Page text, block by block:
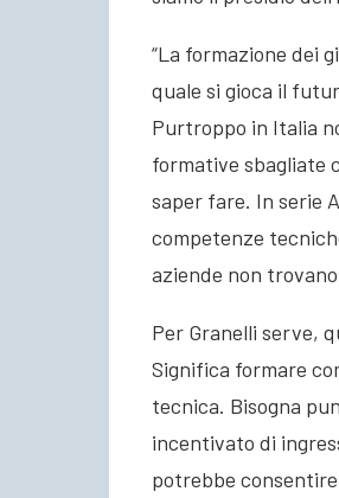
“La formazione dei
quale si gioca il
Purtroppo in Italia
formative sbagliate
saper fare. In serie
competenze
aziende non
Per Granelli serve,
Significa formare
tecnica. Bisogna
incentivato di
potrebbe